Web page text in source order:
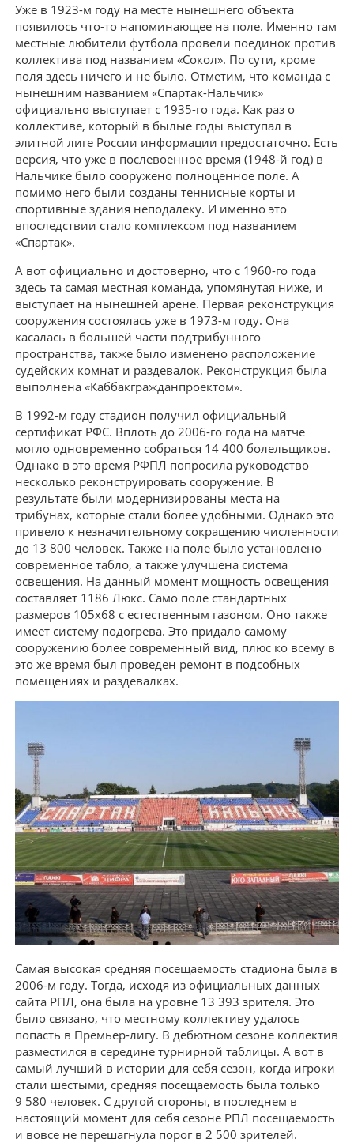
Уже в 1923-м году на месте нынешнего объекта
появилось что-то напоминающее на поле. Именно там
местные любители футбола провели поединок против
коллектива под названием «Сокол». По сути, кроме
поля здесь ничего и не было. Отметим, что команда с
нынешним названием «Спартак-Нальчик»
официально выступает с 1935-го года. Как раз о
коллективе, который в былые годы выступал в
элитной лиге России информации предостаточно. Есть
версия, что уже в послевоенное время (1948-й год) в
Нальчике было сооружено полноценное поле. А
помимо него были созданы теннисные корты и
спортивные здания неподалеку. И именно это
впоследствии стало комплексом под названием
«Спартак».
А вот официально и достоверно, что с 1960-го года
здесь та самая местная команда, упомянутая ниже, и
выступает на нынешней арене. Первая реконструкция
сооружения состоялась уже в 1973-м году. Она
касалась в большей части подтрибунного
пространства, также было изменено расположение
судейских комнат и раздевалок. Реконструкция была
выполнена «Каббакгражданпроектом».
В 1992-м году стадион получил официальный
сертификат РФС. Вплоть до 2006-го года на матче
могло одновременно собраться 14 400 болельщиков.
Однако в это время РФПЛ попросила руководство
несколько реконструировать сооружение. В
результате были модернизированы места на
трибунах, которые стали более удобными. Однако это
привело к незначительному сокращению численности
до 13 800 человек. Также на поле было установлено
современное табло, а также улучшена система
освещения. На данный момент мощность освещения
составляет 1186 Люкс. Само поле стандартных
размеров 105х68 с естественным газоном. Оно также
имеет систему подогрева. Это придало самому
сооружению более современный вид, плюс ко всему в
это же время был проведен ремонт в подсобных
помещениях и раздевалках.
Самая высокая средняя посещаемость стадиона была в
2006-м году. Тогда, исходя из официальных данных
сайта РПЛ, она была на уровне 13 393 зрителя. Это
было связано, что местному коллективу удалось
попасть в Премьер-лигу. В дебютном сезоне коллектив
разместился в середине турнирной таблицы. А вот в
самый лучший в истории для себя сезон, когда игроки
стали шестыми, средняя посещаемость была только
9 580 человек. С другой стороны, в последнем в
настоящий момент для себя сезоне РПЛ посещаемость
и вовсе не перешагнула порог в 2 500 зрителей.